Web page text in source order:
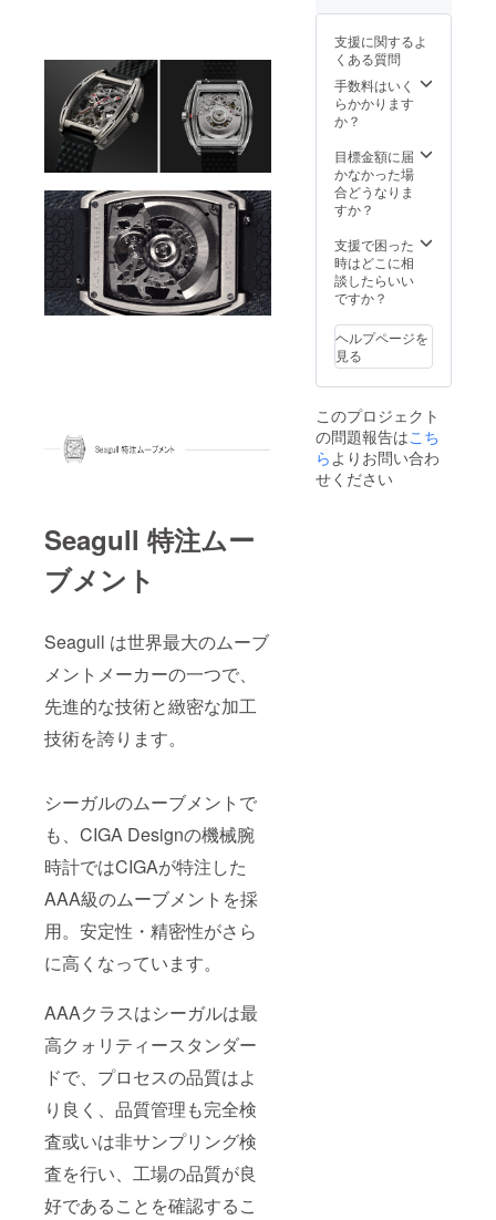
Seagull 特注ムー
ブメント
Seagull は世界最大のムーブ
メントメーカーの一つで、
先進的な技術と緻密な加工
技術を誇ります。
シーガルのムーブメントで
も、CIGA Designの機械腕
時計ではCIGAが特注した
AAA級のムーブメントを採
用。安定性・精密性がさら
に高くなっています。
AAAクラスはシーガルは最
高クォリティースタンダー
ドで、プロセスの品質はよ
り良く、品質管理も完全検
査或いは非サンプリング検
査を行い、工場の品質が良
好であることを確認するこ
能性が
ござい
ます事
をご了
承くだ
さい。
・ ブ
・ オレ
ンジ ＊
シリコ
ン製の
バンド
はお選
びいた
だけま
す。 ＊
が遅延
になる
可能性
がござ
事をご
了承く
ださ
い。 ＊
格は、
変更に
なる可
能性が
ござい
支援に関するよ
くある質問
手数料はいく
らかかります
か？
目標金額に届
かなかった場
合どうなりま
すか？
支援で困った
時はどこに相
談したらいい
ですか？
ヘルプページを
見る
このプロジェクト
の問題報告はこち
らよりお問い合わ
せください